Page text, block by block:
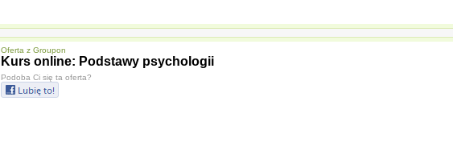
Oferta z Groupon
Kurs online: Podstawy psychologii
Podoba Ci się ta oferta?